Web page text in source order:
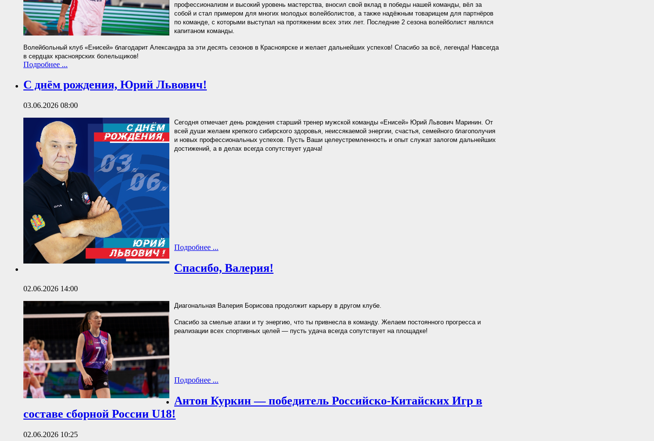
профессионализм и высокий уровень мастерства, вносил свой вклад в победы нашей команды, вёл за
собой и стал примером для многих молодых волейболистов, а также надёжным товарищем для партнёров
по команде, с которыми выступал на протяжении всех этих лет. Последние 2 сезона волейболист являлся
капитаном команды.
Волейбольный клуб «Енисей» благодарит Александра за эти десять сезонов в Красноярске и желает дальнейших успехов! Спасибо за всё, легенда! Навсегда
в сердцах красноярских болельщиков!
Подробнее ...
С днём рождения, Юрий Львович!
03.06.2026 08:00
Сегодня отмечает день рождения старший тренер мужской команды «Енисей» Юрий Львович Маринин. От
всей души желаем крепкого сибирского здоровья, неиссякаемой энергии, счастья, семейного благополучия
и новых профессиональных успехов. Пусть Ваши целеустремленность и опыт служат залогом дальнейших
достижений, а в делах всегда сопутствует удача!
Подробнее ...
Спасибо, Валерия!
02.06.2026 14:00
Диагональная Валерия Борисова продолжит карьеру в другом клубе.
Спасибо за смелые атаки и ту энергию, что ты привнесла в команду. Желаем постоянного прогресса и
реализации всех спортивных целей — пусть удача всегда сопутствует на площадке!
Подробнее ...
Антон Куркин — победитель Российско‑Китайских Игр в
составе сборной России U18!
02.06.2026 10:25